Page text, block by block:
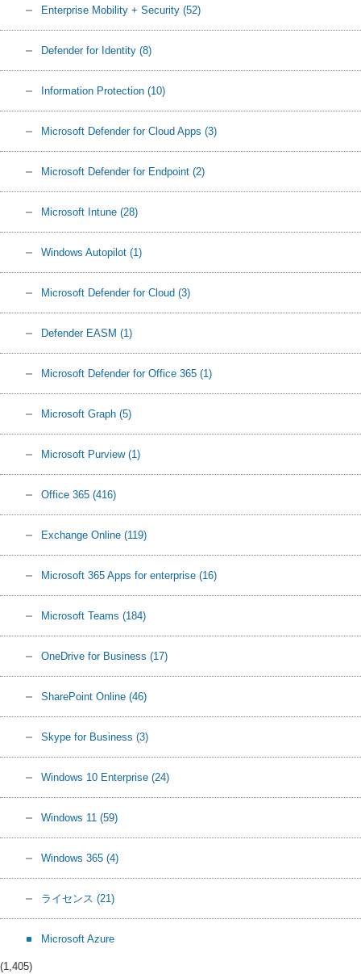
Enterprise Mobility + Security (52)
Defender for Identity (8)
Information Protection (10)
Microsoft Defender for Cloud Apps (3)
Microsoft Defender for Endpoint (2)
Microsoft Intune (28)
Windows Autopilot (1)
Microsoft Defender for Cloud (3)
Defender EASM (1)
Microsoft Defender for Office 365 (1)
Microsoft Graph (5)
Microsoft Purview (1)
Office 365 (416)
Exchange Online (119)
Microsoft 365 Apps for enterprise (16)
Microsoft Teams (184)
OneDrive for Business (17)
SharePoint Online (46)
Skype for Business (3)
Windows 10 Enterprise (24)
Windows 11 (59)
Windows 365 (4)
ライセンス (21)
Microsoft Azure
(1,405)